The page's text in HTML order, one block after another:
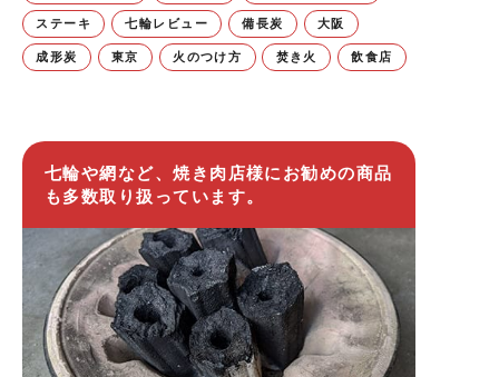
ステーキ 七輪レビュー 備長炭 大阪
成形炭 東京 火のつけ方 焚き火 飲食店
七輪や網など、焼き肉店様にお勧めの商品
も多数取り扱っています。